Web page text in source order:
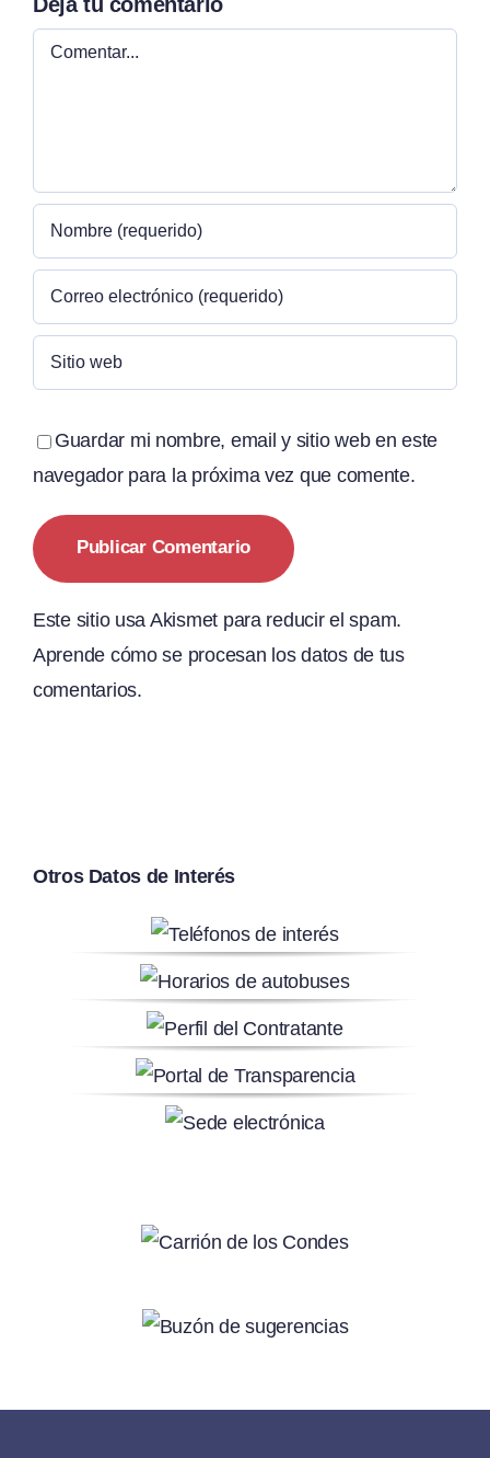
Comentar
Guardar mi nombre, email y sitio web en este
navegador para la próxima vez que comente.
Este sitio usa Akismet para reducir el spam.
Aprende cómo se procesan los datos de tus
comentarios.
Otros Datos de Interés